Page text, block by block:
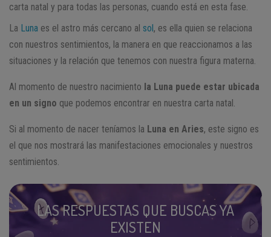
carta natal y para todas las personas, cuando está en esta fase.
La Luna es el astro más cercano al sol, es ella quien se relaciona
con nuestros sentimientos, la manera en que reaccionamos a las
situaciones y la relación que tenemos con nuestra figura materna.
Al momento de nuestro nacimiento la Luna puede estar ubicada
en un signo que podemos encontrar en nuestra carta natal.
Si al momento de nacer teníamos la Luna en Aries, este signo es
el que nos mostrará las manifestaciones emocionales y nuestros
sentimientos.
LAS RESPUESTAS QUE BUSCAS YA
EXISTEN